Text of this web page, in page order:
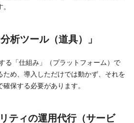
析ツール（道具）」
る「仕組み」（プラットフォーム）で
ため、導入しただけでは動かず、それを
保する必要があります。
ティの運用代行（サービ